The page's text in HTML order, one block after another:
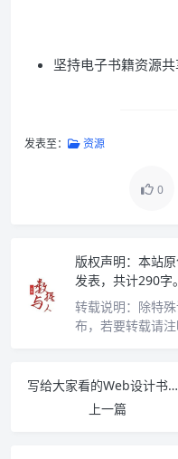
坚持电子书籍资源共
发表至： 资源
0
版权声明： 本站
发表，共计290字。
转载说明： 除特
布，若要转载请注
写给大家看的Web设计书（第3版） PDF下载
上一篇